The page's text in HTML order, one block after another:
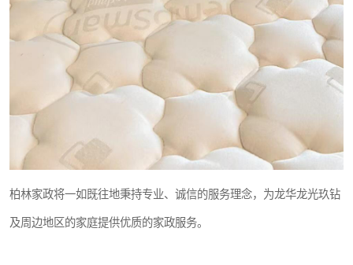
柏林家政将一如既往地秉持专业、诚信的服务理念，为龙华龙光玖钻
及周边地区的家庭提供优质的家政服务。